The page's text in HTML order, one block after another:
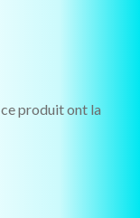
produit ont la